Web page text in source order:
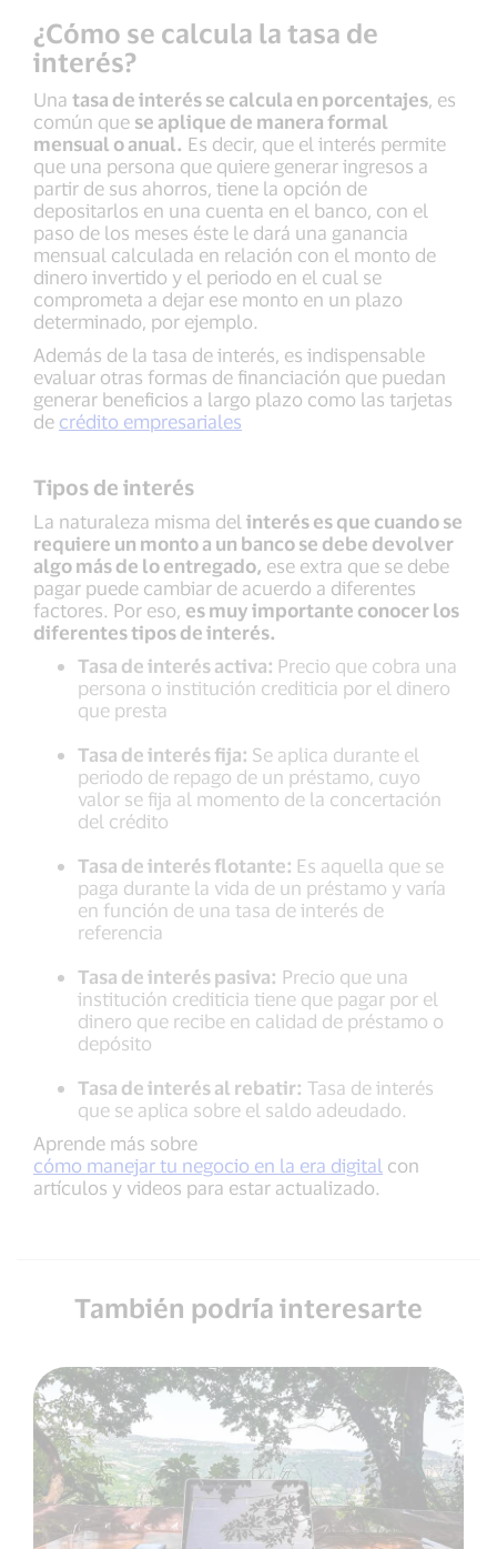
¿Cómo se calcula la tasa de
interés?
Una tasa de interés se calcula en porcentajes, es
común que se aplique de manera formal
mensual o anual. Es decir, que el interés permite
que una persona que quiere generar ingresos a
partir de sus ahorros, tiene la opción de
depositarlos en una cuenta en el banco, con el
paso de los meses éste le dará una ganancia
mensual calculada en relación con el monto de
dinero invertido y el periodo en el cual se
comprometa a dejar ese monto en un plazo
determinado, por ejemplo.
Además de la tasa de interés, es indispensable
evaluar otras formas de financiación que puedan
generar beneficios a largo plazo como las tarjetas
de crédito empresariales
Tipos de interés
La naturaleza misma del interés es que cuando se
requiere un monto a un banco se debe devolver
algo más de lo entregado, ese extra que se debe
pagar puede cambiar de acuerdo a diferentes
factores. Por eso, es muy importante conocer los
diferentes tipos de interés.
Tasa de interés activa: Precio que cobra una
persona o institución crediticia por el dinero
que presta
Tasa de interés fija: Se aplica durante el
periodo de repago de un préstamo, cuyo
valor se fija al momento de la concertación
del crédito
Tasa de interés flotante: Es aquella que se
paga durante la vida de un préstamo y varía
en función de una tasa de interés de
referencia
Tasa de interés pasiva: Precio que una
institución crediticia tiene que pagar por el
dinero que recibe en calidad de préstamo o
depósito
Tasa de interés al rebatir: Tasa de interés
que se aplica sobre el saldo adeudado.
Aprende más sobre
cómo manejar tu negocio en la era digital con
artículos y videos para estar actualizado.
También podría interesarte